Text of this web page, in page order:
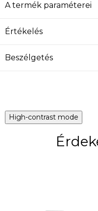
A termék paraméterei
Értékelés
Beszélgetés
High-contrast mode